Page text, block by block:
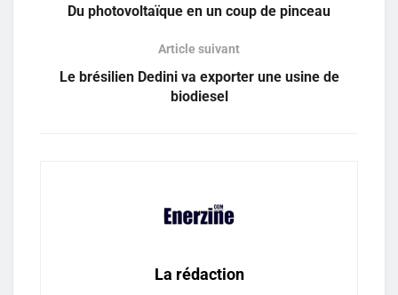
Du photovoltaïque en un coup de pinceau
Article suivant
Le brésilien Dedini va exporter une usine de
biodiesel
La rédaction